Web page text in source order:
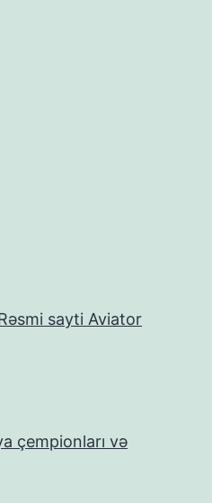
sayti Aviator
çempionları və